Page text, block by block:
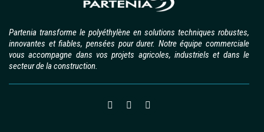
Partenia transforme le polyéthylène en solutions techniques robustes,
innovantes et fiables, pensées pour durer. Notre équipe commerciale
vous accompagne dans vos projets agricoles, industriels et dans le
secteur de la construction.